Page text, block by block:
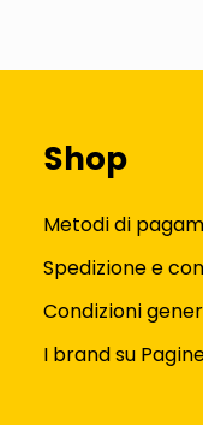
Shop
Metodi di
Spedizione e
Condizioni
I brand su